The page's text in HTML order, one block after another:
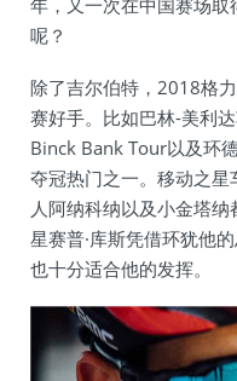
年，又一次在中国赛场
呢？
除了吉尔伯特，2018格
赛好手。比如巴林-美利
Binck Bank Tour以及环
夺冠热门之一。移动之
人阿纳科纳以及小金塔
星赛普·库斯凭借环犹他
也十分适合他的发挥。